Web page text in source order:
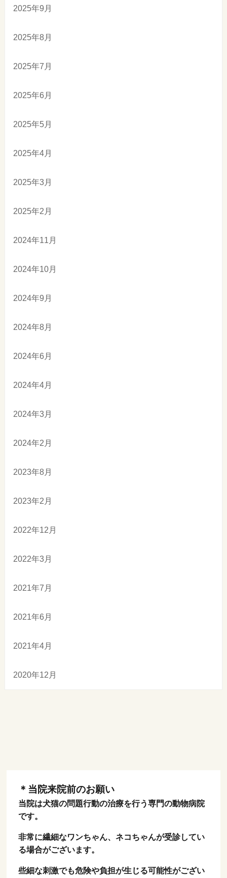
2025年9月
2025年8月
2025年7月
2025年6月
2025年5月
2025年4月
2025年3月
2025年2月
2024年11月
2024年10月
2024年9月
2024年8月
2024年6月
2024年4月
2024年3月
2024年2月
2023年8月
2023年2月
2022年12月
2022年3月
2021年7月
2021年6月
2021年4月
2020年12月
＊当院来院前のお願い
当院は犬猫の問題行動の治療を行う専門の動物病院
です。
非常に繊細なワンちゃん、ネコちゃんが受診してい
る場合がございます。
些細な刺激でも危険や負担が生じる可能性がござい